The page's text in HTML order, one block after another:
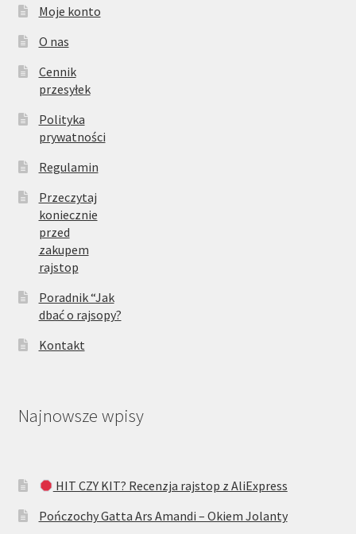
Moje konto
O nas
Cennik
przesyłek
Polityka
prywatności
Regulamin
Przeczytaj
koniecznie
przed
zakupem
rajstop
Poradnik “Jak
dbać o rajsopy?
Kontakt
Najnowsze wpisy
HIT CZY KIT? Recenzja rajstop z AliExpress
Pończochy Gatta Ars Amandi – Okiem Jolanty